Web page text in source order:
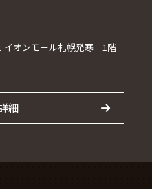
イオンモール札幌発寒 1階
細